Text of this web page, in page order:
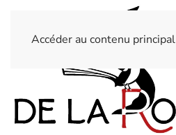
Accéder au contenu principal